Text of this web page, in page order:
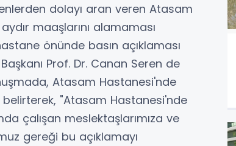
dolayı aran veren Atasam
maaşlarını alamaması
önünde basın açıklaması
Prof. Dr. Canan Seren de
Atasam Hastanesi'nde
"Atasam Hastanesi'nde
çalışan meslektaşlarımıza ve
gereği bu açıklamayı